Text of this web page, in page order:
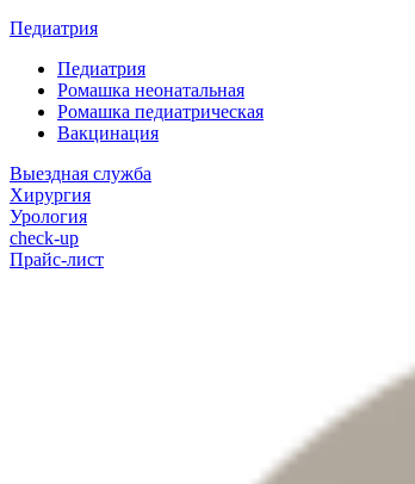
Педиатрия
Педиатрия
Ромашка неонатальная
Ромашка педиатрическая
Вакцинация
Выездная служба
Хирургия
Урология
check-up
Прайс-лист